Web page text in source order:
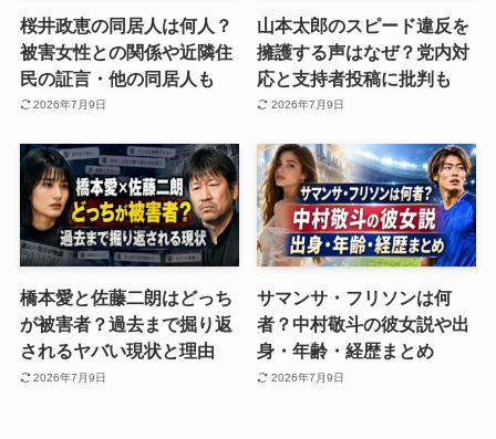
桜井政恵の同居人は何人？
被害女性との関係や近隣住
民の証言・他の同居人も
2026年7月9日
山本太郎のスピード違反を
擁護する声はなぜ？党内対
応と支持者投稿に批判も
2026年7月9日
橋本愛と佐藤二朗はどっち
が被害者？過去まで掘り返
されるヤバい現状と理由
2026年7月9日
サマンサ・フリソンは何
者？中村敬斗の彼女説や出
身・年齢・経歴まとめ
2026年7月9日